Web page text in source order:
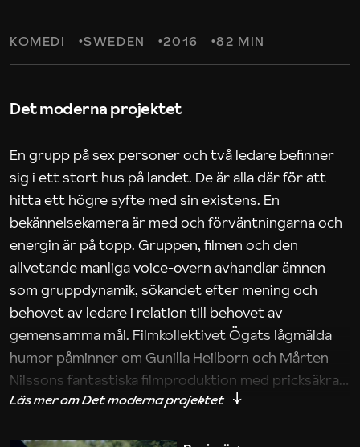
KOMEDI SWEDEN 2016 82 MIN
Det moderna projektet
En grupp på sex personer och två ledare befinner
sig i ett stort hus på landet. De är alla där för att
hitta ett högre syfte med sin existens. En
bekännelsekamera är med och förväntningarna och
energin är på topp. Gruppen, filmen och den
allvetande manliga voice-overn avhandlar ämnen
som gruppdynamik, sökandet efter mening och
behovet av ledare i relation till behovet av
gemensamma mål. Filmkollektivet Ögats lågmälda
humor påminner om Gunilla Heilborn och Mårten
Nilssons fantastiska filmproduktion med pricksäkra
iakttagelser om hur svårt det kan vara att omsätta